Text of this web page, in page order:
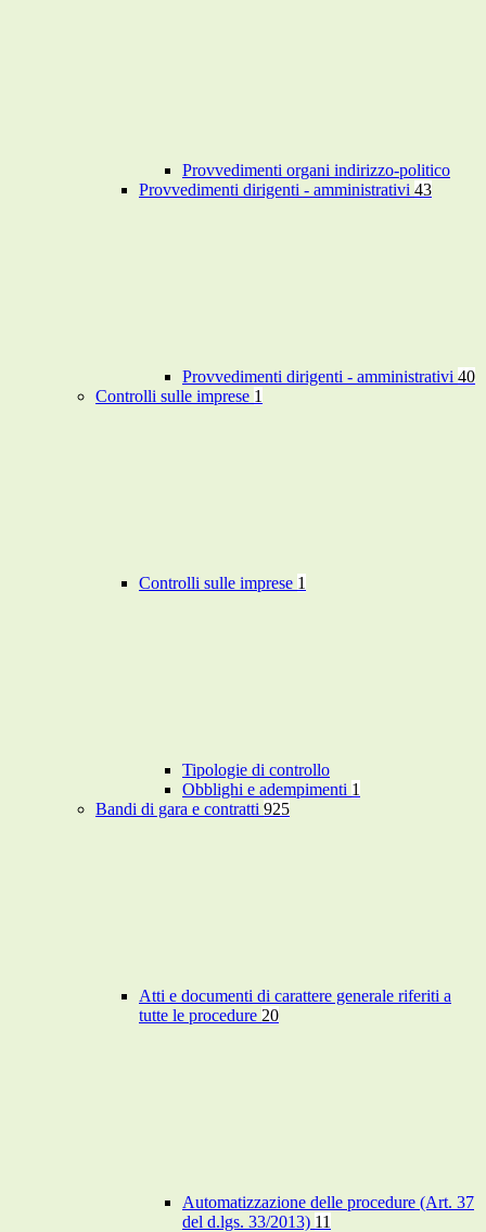
Provvedimenti organi indirizzo-politico
Provvedimenti dirigenti - amministrativi 43
Provvedimenti dirigenti - amministrativi 40
Controlli sulle imprese 1
Controlli sulle imprese 1
Tipologie di controllo
Obblighi e adempimenti 1
Bandi di gara e contratti 925
Atti e documenti di carattere generale riferiti a
tutte le procedure 20
Automatizzazione delle procedure (Art. 37
del d.lgs. 33/2013) 11